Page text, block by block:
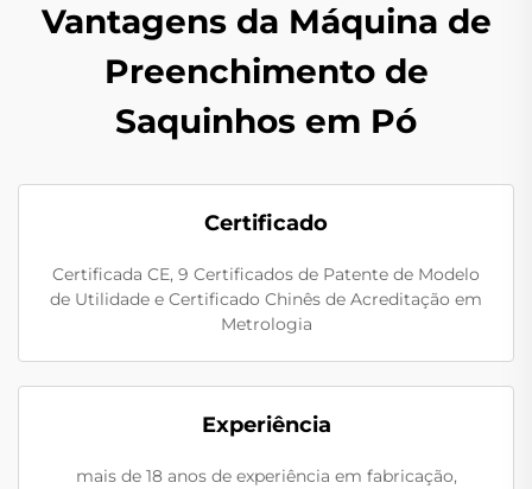
Vantagens da Máquina de
Preenchimento de
Saquinhos em Pó
Certificado
Certificada CE, 9 Certificados de Patente de Modelo
de Utilidade e Certificado Chinês de Acreditação em
Metrologia
Experiência
mais de 18 anos de experiência em fabricação,